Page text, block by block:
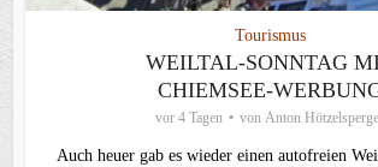
Tourismus
WEILTAL-SONNTAG
CHIEMSEE-
vor 4 Tagen von Anton
Auch heuer gab es wieder einen autofreien